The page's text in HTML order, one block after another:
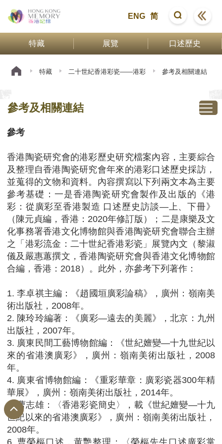
ENG 简
特藏 展覽 口述歷史
特藏 二十世紀香港彩瓷——港彩 參考及相關連結
參考及相關連結
參考
香港陶瓷研究會的港彩歷史研究檔案內容，主要綜合
及整理自香港陶瓷研究會年來的港彩口述歷史採訪，
並蒐得的文物和資料。內容撰寫以下列兩文本為主要
參考基礎：一是香港陶瓷研究會製作及出版的《港
彩：從廣彩至香港製造 口述歷史訪談—上、下冊》
（陳元貞編，香港：2020年修訂版）；二是康樂及文
化事務署香港文化博物館與香港陶瓷研究會聯合主辦
之「港彩流金：二十世紀香港彩瓷」展覽內文（黎淑
儀及嚴惠蕙撰文，香港陶瓷研究會與香港文化博物館
合編，香港：2018）。此外，亦參考下列著作：
1. 李卓祺主編：《趙國垣廣彩論稿》，廣州：嶺南美
術出版社，2008年。
2. 陳玲玲編著：《廣彩—遠去的美麗》，北京：九州
出版社，2007年。
3. 廣東民間工藝博物館編：《世紀嬗變—十九世紀以
來的省港澳廣彩》，廣州：嶺南美術出版社，2008
年。
4. 廣東省博物館編：《重彩華章：廣彩瓷器300年精
華展》，廣州：嶺南美術出版社，2014年。
5. 曹志雄：〈香港彩瓷簡史〉，載《世紀嬗變—十九
世紀以來的省港澳廣彩》，廣州：嶺南美術出版社，
2008年。
6. 曹榮樞口述，黄艷整理：〈榮樞先生口述廣彩掌